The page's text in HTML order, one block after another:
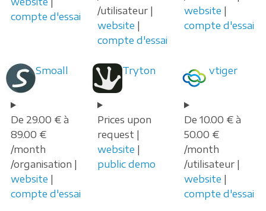
compte d'essai
/utilisateur |
website |
compte d'essai
website |
compte d'essai
Smoall
De 29.00 € à
89.00 €
/month
/organisation |
website |
compte d'essai
Tryton
Prices upon
request |
website |
public demo
vtiger
De 10.00 € à
50.00 €
/month
/utilisateur |
website |
compte d'essai